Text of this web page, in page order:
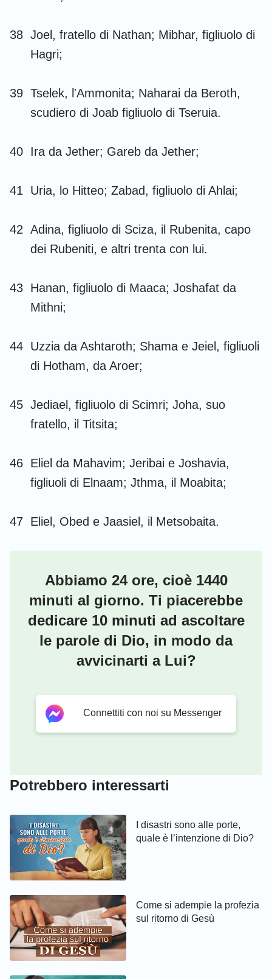
38 Joel, fratello di Nathan; Mibhar, figliuolo di
Hagri;
39 Tselek, l'Ammonita; Naharai da Beroth,
scudiero di Joab figliuolo di Tseruia.
40 Ira da Jether; Gareb da Jether;
41 Uria, lo Hitteo; Zabad, figliuolo di Ahlai;
42 Adina, figliuolo di Sciza, il Rubenita, capo
dei Rubeniti, e altri trenta con lui.
43 Hanan, figliuolo di Maaca; Joshafat da
Mithni;
44 Uzzia da Ashtaroth; Shama e Jeiel, figliuoli
di Hotham, da Aroer;
45 Jediael, figliuolo di Scimri; Joha, suo
fratello, il Titsita;
46 Eliel da Mahavim; Jeribai e Joshavia,
figliuoli di Elnaam; Jthma, il Moabita;
47 Eliel, Obed e Jaasiel, il Metsobaita.
Abbiamo 24 ore, cioè 1440
minuti al giorno. Ti piacerebbe
dedicare 10 minuti ad ascoltare
le parole di Dio, in modo da
avvicinarti a Lui?
Connettiti con noi su Messenger
Potrebbero interessarti
I disastri sono alle porte,
quale è l’intenzione di Dio?
Come si adempie la profezia
sul ritorno di Gesù